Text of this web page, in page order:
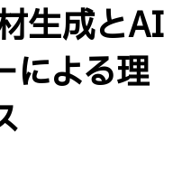
生成とAI
による理